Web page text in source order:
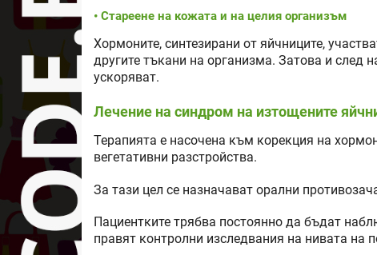
• Стареене на кожата и на целия организъм
Хормоните, синтезирани от яйчниците,
другите тъкани на организма. Затова и след
ускоряват.
Лечение на синдром на изтощените
Терапията е насочена към корекция на
вегетативни разстройства.
За тази цел се назначават орални
Пациентките трябва постоянно да бъдат
правят контролни изследвания на нивата на